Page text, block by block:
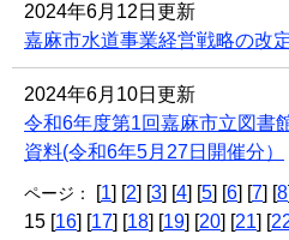
2024年6月12日更新
嘉麻市水道事業経営戦略の改
2024年6月10日更新
令和6年度第1回嘉麻市立図書
資料(令和6年5月27日開催分）
ページ： [1] [2] [3] [4] [5] [6] [7] [8
15 [16] [17] [18] [19] [20] [21] [